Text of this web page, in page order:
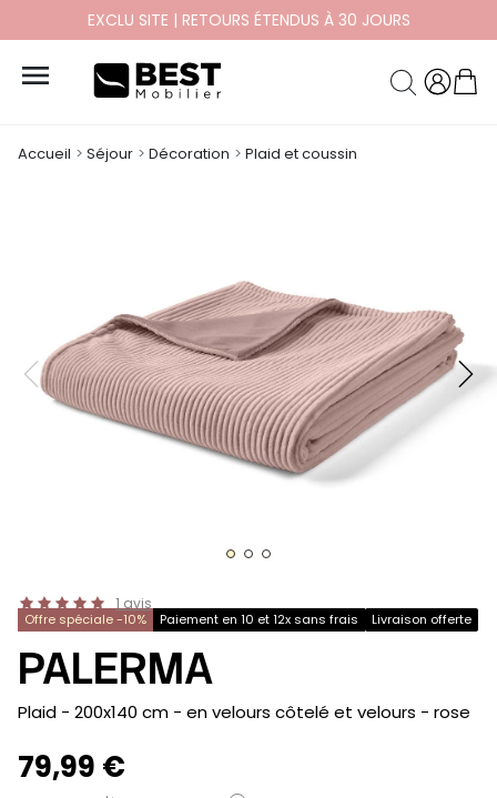
EXCLU SITE | RETOURS ÉTENDUS À 30 JOURS

Accueil Séjour Décoration Plaid et coussin
1 avis
Offre spéciale -10% Paiement en 10 et 12x sans frais Livraison offerte
PALERMA
-
Plaid - 200x140 cm - en velours côtelé et velours - rose
79,99 €